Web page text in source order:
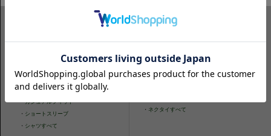
・タイトフィット
・レギュラーフィット
・カジュアルフィット
・ ショートスリーブ
・ シャツすべて
タイトフィット
・ニットシャツすべて
・ ネクタイすべて